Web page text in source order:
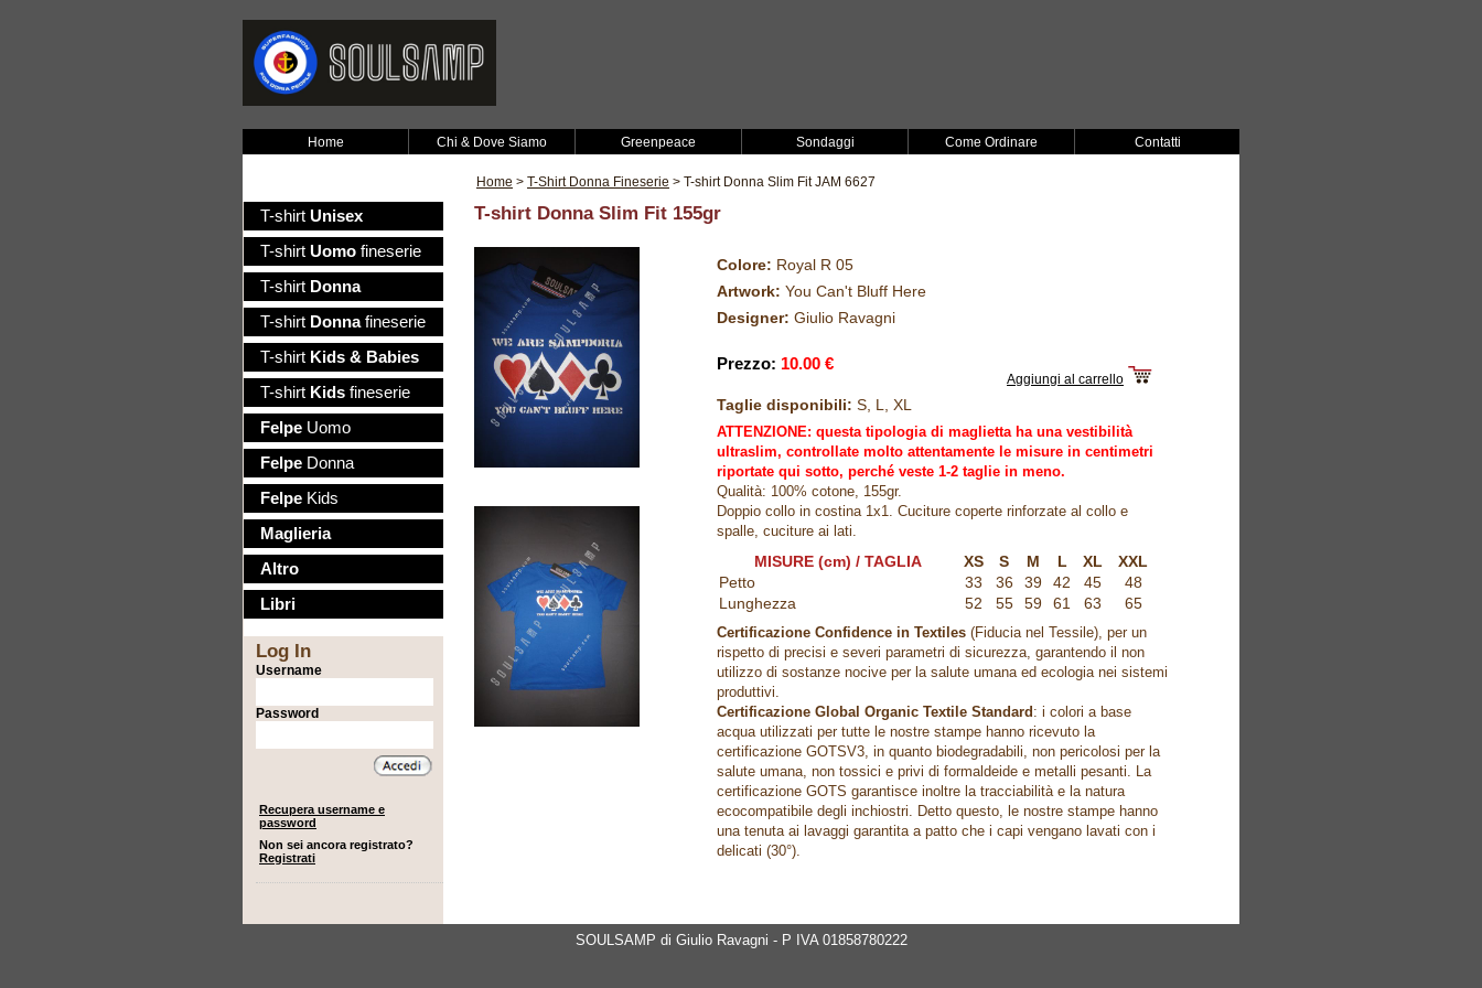
Home Chi & Dove Siamo Greenpeace Sondaggi Come Ordinare Contatti
Home > T-Shirt Donna Fineserie > T-shirt Donna Slim Fit JAM 6627
T-shirt Unisex
T-shirt Uomo fineserie
T-shirt Donna
T-shirt Donnafineserie
T-shirt Kids & Babies
T-shirt Kids fineserie
Felpe Uomo
Felpe Donna
Felpe Kids
Maglieria
Altro
Libri
Log In
Username
Password
Recupera username e
password
Non sei ancora registrato?
Registrati
T-shirt Donna Slim Fit 155gr
Colore: Royal R 05
Artwork: You Can't Bluff Here
Designer: Giulio Ravagni
Prezzo: 10.00 €
Aggiungi al carrello
Taglie disponibili: S, L, XL
ATTENZIONE: questa tipologia di maglietta ha una vestibilità
ultraslim, controllate molto attentamente le misure in centimetri
riportate qui sotto, perché veste 1-2 taglie in meno.
Qualità: 100% cotone, 155gr.
Doppio collo in costina 1x1. Cuciture coperte rinforzate al collo e
spalle, cuciture ai lati.
MISURE (cm) / TAGLIA XS S M L XL
XXL
Petto
33 36 39 42 45
48
Lunghezza
52 55 59 61 63 65
Certificazione Confidence in Textiles (Fiducia nel Tessile), per un
rispetto di precisi e severi parametri di sicurezza, garantendo il non
utilizzo di sostanze nocive per la salute umana ed ecologia nei sistemi
produttivi.
Certificazione Global Organic Textile Standard : i colori a base
acqua utilizzati per tutte le nostre stampe hanno ricevuto la
certificazione GOTSV3, in quanto biodegradabili, non pericolosi per la
salute umana, non tossici e privi di formaldeide e metalli pesanti. La
certificazione GOTS garantisce inoltre la tracciabilità e la natura
ecocompatibile degli inchiostri. Detto questo, le nostre stampe hanno
una tenuta ai lavaggi garantita a patto che i capi vengano lavati con i
delicati (30°).
SOULSAMP di Giulio Ravagni - P IVA 01858780222